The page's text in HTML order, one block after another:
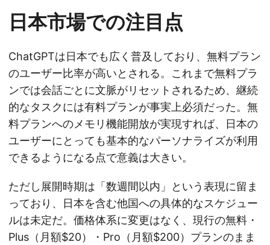
日本市場での注目点
ChatGPTは日本でも広く普及しており、無料プラン
のユーザー比率が高いとされる。これまで無料プラ
ンでは会話ごとに文脈がリセットされるため、継続
的なタスクには有料プランが事実上必須だった。無
料プランへのメモリ機能開放が実現すれば、日本の
ユーザーにとっても基本的なパーソナライズが利用
できるようになる点で意義は大きい。
ただし展開時期は「数週間以内」という表現に留ま
っており、日本を含む他国への具体的なスケジュー
ルは未定だ。価格体系に変更はなく、現行の無料・
Plus（月額$20）・Pro（月額$200）プランのまま